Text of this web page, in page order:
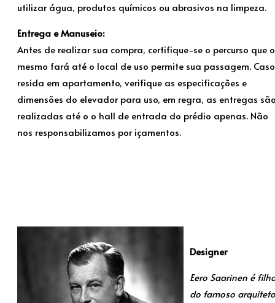
utilizar água, produtos químicos ou abrasivos na limpeza.
Entrega e Manuseio:
Antes de realizar sua compra, certifique-se o percurso que o
mesmo fará até o local de uso permite sua passagem. Caso
resida em apartamento, verifique as especificações e
dimensões do elevador para uso, em regra, as entregas
realizadas até o o hall de entrada do prédio apenas. Não
nos responsabilizamos por içamentos.
Designer
Eero Saarinen é
do famoso arquiteto